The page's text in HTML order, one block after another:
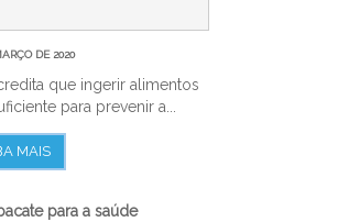
DE 2020
que ingerir alimentos
para prevenir a...
MAIS
para a saúde